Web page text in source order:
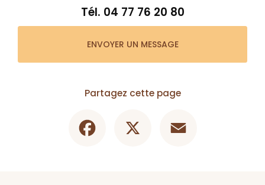
Tél. 04 77 76 20 80
ENVOYER UN MESSAGE
Partagez cette page